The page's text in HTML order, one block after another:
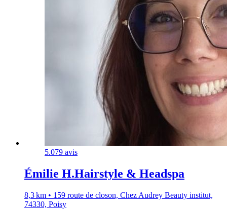
5.079 avis
Émilie H.Hairstyle & Headspa
8,3 km • 159 route de closon, Chez Audrey Beauty institut,
74330, Poisy